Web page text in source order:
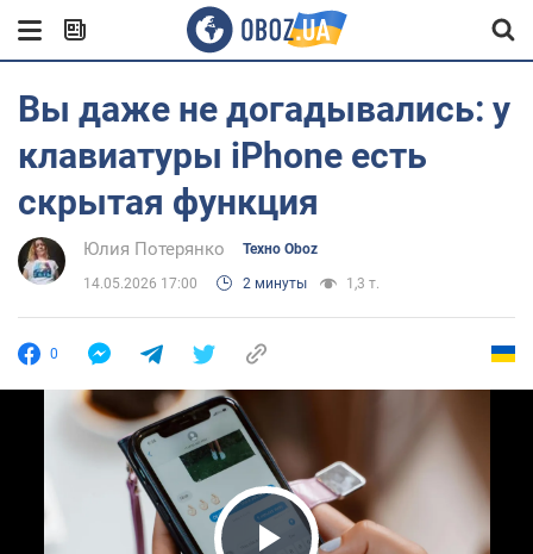
Вы даже не догадывались: у
клавиатуры iPhone есть
скрытая функция
Юлия Потерянко Техно Oboz
14.05.2026 17:00 2 минуты 1,3 т.
0